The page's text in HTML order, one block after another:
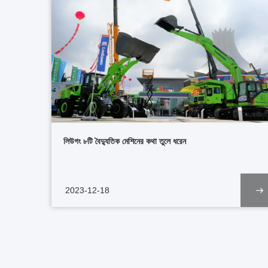
লিউগং ৮টি বৈদ্যুতিক মেশিনের কথা তুলে ধরেন
2023-12-18